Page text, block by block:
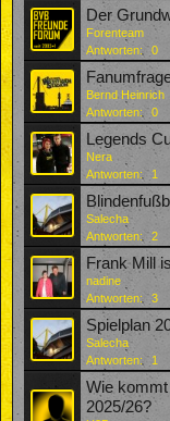
Der
Forenteam
Antworten:
0
Bernd Heinrich
Antworten:
0
Legends
Nera
Antworten:
1
Salecha
Antworten:
2
Frank Mill
nadine
Antworten:
3
Spielplan
Salecha
Antworten:
1
Wie
2025/26?